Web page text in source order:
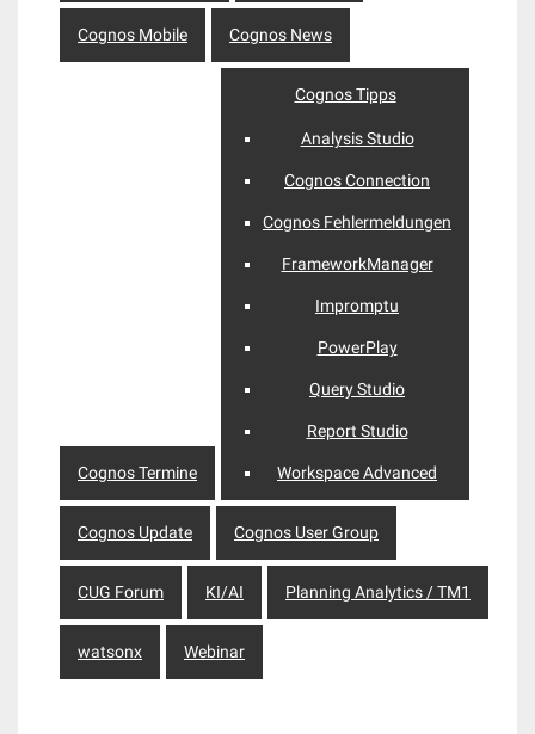
Cognos Mobile Cognos News
Cognos Termine
Cognos Tipps
Analysis Studio
Cognos Connection
Cognos Fehlermeldungen
FrameworkManager
Impromptu
PowerPlay
Query Studio
Report Studio
Workspace Advanced
Cognos Update Cognos User Group
CUG Forum KI/AI Planning Analytics / TM1
watsonx Webinar